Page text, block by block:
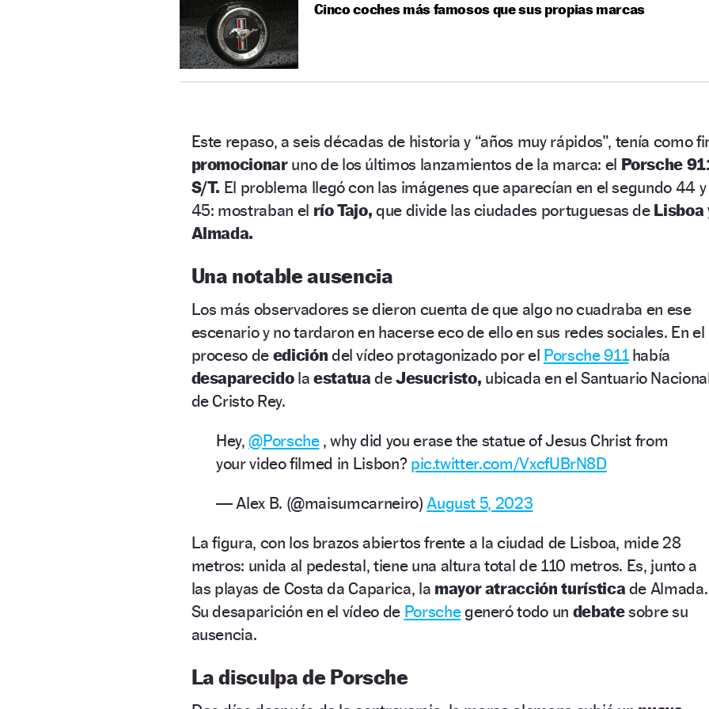
Cinco coches más famosos que sus propias marcas
Este repaso, a seis décadas de historia y “años muy rápidos”, tenía como
promocionar uno de los últimos lanzamientos de la marca: el Porsche
S/T. El problema llegó con las imágenes que aparecían en el segundo 44 y
45: mostraban el río Tajo, que divide las ciudades portuguesas deLisboa
Almada.
Una notable ausencia
Los más observadores se dieron cuenta de que algo no cuadraba en ese
escenario y no tardaron en hacerse eco de ello en sus redes sociales. En el
proceso de edición del vídeo protagonizado por el Porsche 911había
desaparecido la estatuadeJesucristo, ubicada en el Santuario
de Cristo Rey.
Hey,@Porsche, why did you erase the statue of Jesus Christ from
your video filmed in Lisbon? pic.twitter.com/VxcfUBrN8D
— Alex B. (@maisumcarneiro) August 5, 2023
La figura, con los brazos abiertos frente a la ciudad de Lisboa, mide 28
metros: unida al pedestal, tiene una altura total de 110 metros. Es, junto a
las playas de Costa da Caparica, la mayor atracción turística de Almada.
Su desaparición en el vídeo de Porschegeneró todo un debatesobre su
ausencia.
La disculpa de Porsche